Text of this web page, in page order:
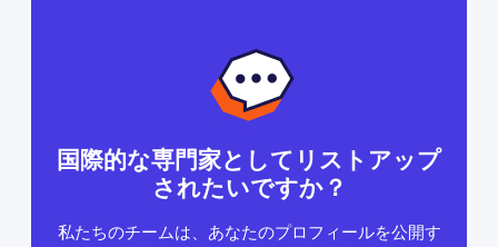
国際的な専門家としてリストアップ
されたいですか？
私たちのチームは、あなたのプロフィールを公開す